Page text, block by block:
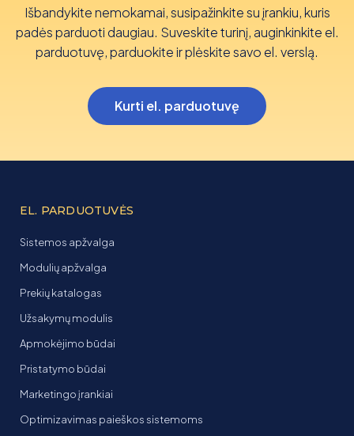
Išbandykite nemokamai, susipažinkite su įrankiu, kuris
padės parduoti daugiau. Suveskite turinį, auginkinkite el.
parduotuvę, parduokite ir plėskite savo el. verslą.
Kurti el. parduotuvę
EL. PARDUOTUVĖS
Sistemos apžvalga
Modulių apžvalga
Prekių katalogas
Užsakymų modulis
Apmokėjimo būdai
Pristatymo būdai
Marketingo įrankiai
Optimizavimas paieškos sistemoms